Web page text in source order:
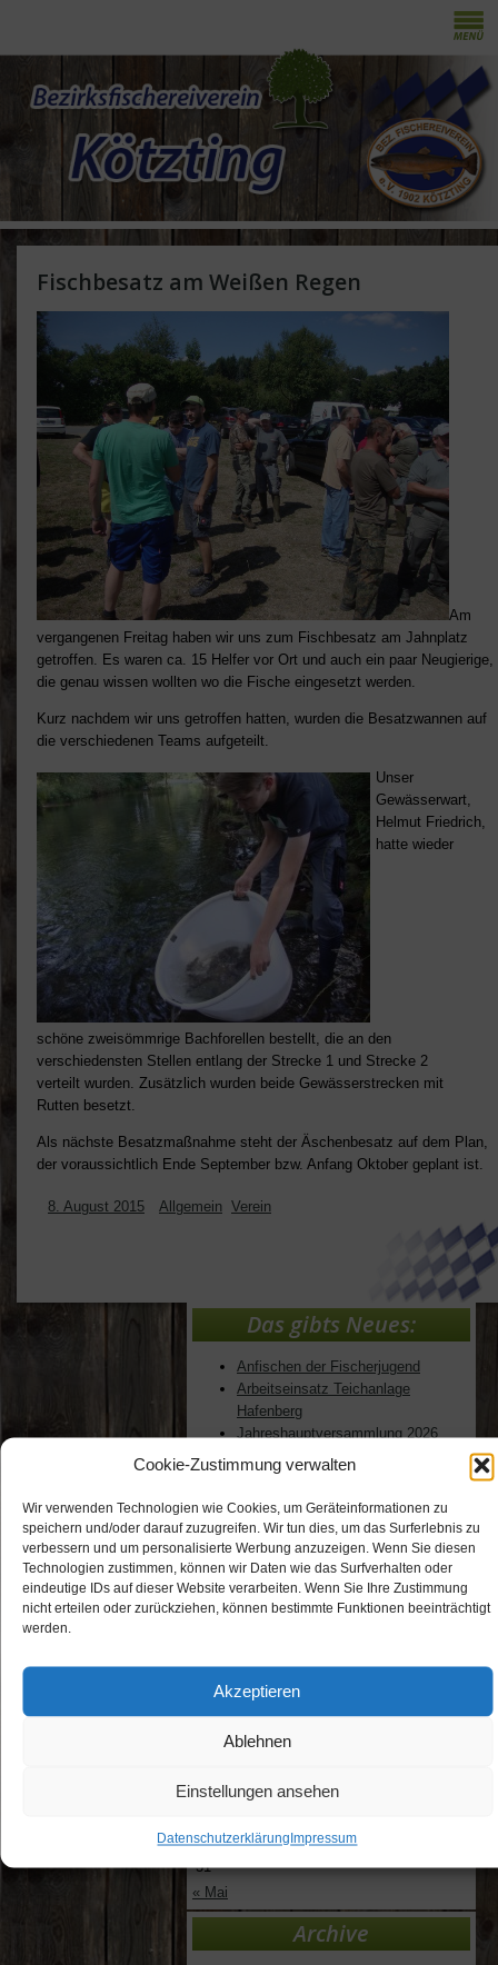
Cookie-Zustimmung verwalten
Wir verwenden Technologien wie Cookies, um Geräteinformationen zu
speichern und/oder darauf zuzugreifen. Wir tun dies, um das Surferlebnis zu
verbessern und um personalisierte Werbung anzuzeigen. Wenn Sie diesen
Technologien zustimmen, können wir Daten wie das Surfverhalten oder
eindeutige IDs auf dieser Website verarbeiten. Wenn Sie Ihre Zustimmung
nicht erteilen oder zurückziehen, können bestimmte Funktionen beeinträchtigt
werden.
Akzeptieren
Ablehnen
Einstellungen ansehen
Datenschutzerklärung Impressum
Fischbesatz am Weißen Regen
Am
vergangenen Freitag haben wir uns zum Fischbesatz am Jahnplatz
getroffen. Es waren ca. 15 Helfer vor Ort und auch ein paar Neugierige,
die genau wissen wollten wo die Fische eingesetzt werden.
Kurz nachdem wir uns getroffen hatten, wurden die Besatzwannen auf
die verschiedenen Teams aufgeteilt.
Unser
Gewässerwart,
Helmut Friedrich,
hatte wieder
schöne zweisömmrige Bachforellen bestellt, die an den
verschiedensten Stellen entlang der Strecke 1 und Strecke 2
verteilt wurden. Zusätzlich wurden beide Gewässerstrecken mit
Rutten besetzt.
Als nächste Besatzmaßnahme steht der Äschenbesatz auf dem Plan,
der voraussichtlich Ende September bzw. Anfang Oktober geplant ist.
8. August 2015 Allgemein Verein
Das gibts Neues:
Anfischen der Fischerjugend
Arbeitseinsatz Teichanlage
Hafenberg
Jahreshauptversammlung 2026
Allgemein
Jugend
Veranstaltungen
Verein
10
11 12 13
24
25 26 27 28
31
« Mai
Archive